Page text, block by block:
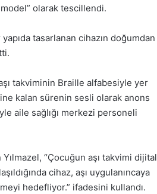
model” olarak tescillendi.
tasarlanan cihazın doğumdan
takviminin Braille alfabesiyle yer
kalan sürenin sesli olarak anons
aile sağlığı merkezi personeli
“Çocuğun aşı takvimi dijital
cihaz, aşı uygulanıncaya
hedefliyor.” ifadesini kullandı.